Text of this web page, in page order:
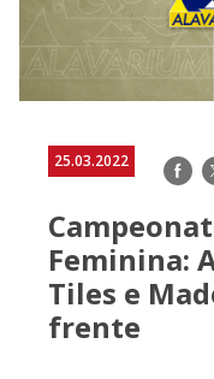
25.03.2022
Feminina:
Tiles e
frente